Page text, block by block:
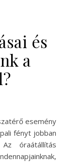
és
a
fényt jobban
óraátállítás